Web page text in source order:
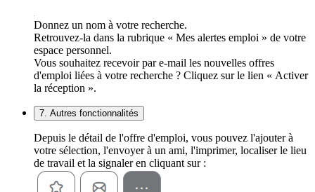
Donnez un nom à votre recherche.
Retrouvez-la dans la rubrique « Mes alertes emploi » de votre
espace personnel.
Vous souhaitez recevoir par e-mail les nouvelles offres
d'emploi liées à votre recherche ? Cliquez sur le lien « Activer
la réception ».
7. Autres fonctionnalités
Depuis le détail de l'offre d'emploi, vous pouvez l'ajouter à
votre sélection, l'envoyer à un ami, l'imprimer, localiser le lieu
de travail et la signaler en cliquant sur :